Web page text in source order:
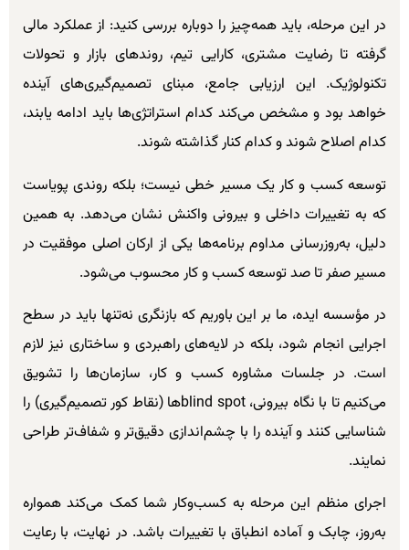
در این مرحله، باید همه‌چیز را دوباره بررسی کنید: از عملکرد مالی
گرفته تا رضایت مشتری، کارایی تیم، روندهای بازار و تحولات
تکنولوژیک. این ارزیابی جامع، مبنای تصمیم‌گیری‌های آینده
خواهد بود و مشخص می‌کند کدام استراتژی‌ها باید ادامه یابند،
کدام اصلاح شوند و کدام کنار گذاشته شوند.
توسعه کسب و کار یک مسیر خطی نیست؛ بلکه روندی پویاست
که به تغییرات داخلی و بیرونی واکنش نشان می‌دهد. به همین
دلیل، به‌روزرسانی مداوم برنامه‌ها یکی از ارکان اصلی موفقیت در
مسیر صفر تا صد توسعه کسب و کار محسوب می‌شود.
در مؤسسه ایده، ما بر این باوریم که بازنگری نه‌تنها باید در سطح
اجرایی انجام شود، بلکه در لایه‌های راهبردی و ساختاری نیز لازم
است. در جلسات مشاوره کسب و کار، سازمان‌ها را تشویق
می‌کنیم تا با نگاه بیرونی، blind spotها (نقاط کور تصمیم‌گیری) را
شناسایی کنند و آینده را با چشم‌اندازی دقیق‌تر و شفاف‌تر طراحی
نمایند.
اجرای منظم این مرحله به کسب‌وکار شما کمک می‌کند همواره
به‌روز، چابک و آماده انطباق با تغییرات باشد. در نهایت، با رعایت